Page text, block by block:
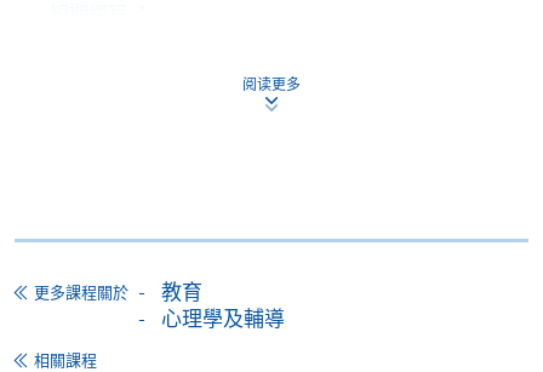
交下期學費的學員，提供網上服務，如學員就讀的課
網上支付可通過「繳費靈」(PPS) (不適用於手機)、
VISA 或 Mastercard、「微信支付」(Online WeChat
阅读更多
更多課程關於
教育
心理學及輔導
相關課程